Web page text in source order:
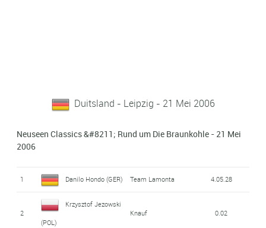
Duitsland - Leipzig - 21 Mei 2006
Neuseen Classics &#8211; Rund um Die Braunkohle - 21 Mei
2006
1 Danilo Hondo (GER) Team Lamonta 4.05.28
2
Krzysztof Jezowski
(POL)
Knauf 0.02